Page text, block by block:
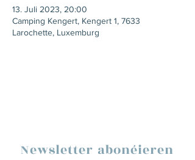
13. Juli 2023, 20:00
Camping Kengert, Kengert 1, 7633
Larochette, Luxemburg
Newsletter abonéieren